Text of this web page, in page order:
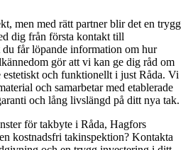
men med rätt partner blir det en trygg
dig från första kontakt till
får löpande information om hur
gör att vi kan ge dig råd om
estetiskt och funktionellt i just Råda. Vi
och samarbetar med etablerade
och lång livslängd på ditt nya tak.
för takbyte i Råda, Hagfors
kostnadsfri takinspektion? Kontakta